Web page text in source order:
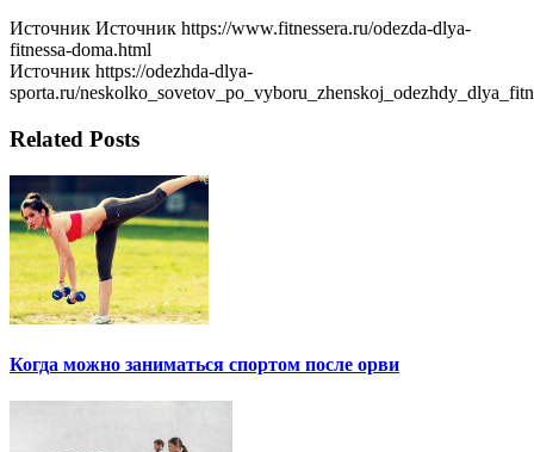
Источник Источник https://www.fitnessera.ru/odezda-dlya-
fitnessa-doma.html
Источник https://odezhda-dlya-
sporta.ru/
Related Posts
Когда можно заниматься спортом после орви